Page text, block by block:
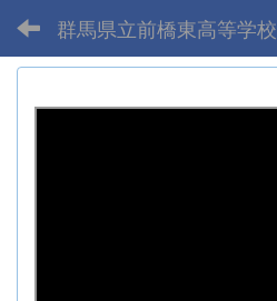
群馬県立前橋東高等学校